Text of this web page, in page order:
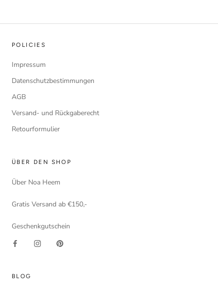
POLICIES
Impressum
Datenschutzbestimmungen
AGB
Versand- und Rückgaberecht
Retourformulier
ÜBER DEN SHOP
Über Noa Heem
Gratis Versand ab €150,-
Geschenkgutschein
BLOG